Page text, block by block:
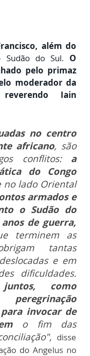
além do
Sudão do Sul. O
pelo primaz
moderador da
Iain
no centro
africano, são
conflitos: a
do Congo
no lado Oriental
armados e
o Sudão do
de guerra,
terminem as
tantas
e em
dificuldades.
como
invocar de
o fim das
disse
do Angelus no